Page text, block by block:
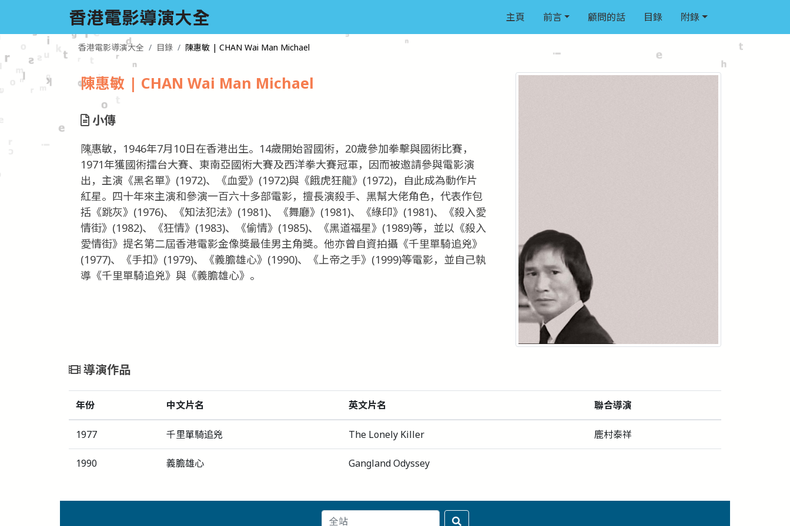
主頁 前言 顧問的話 目錄 附錄
香港電影導演大全 目錄 陳惠敏 | CHAN Wai Man Michael
陳惠敏 | CHAN Wai Man Michael
小傳
陳惠敏，1946年7月10日在香港出生。14歲開始習國術，20歲參加拳擊與國術比賽，
1971年獲國術擂台大賽、東南亞國術大賽及西洋拳大賽冠軍，因而被邀請參與電影演
出，主演《黑名單》(1972)、《血愛》(1972)與《餓虎狂龍》(1972)，自此成為動作片
紅星。四十年來主演和參演一百六十多部電影，擅長演殺手、黑幫大佬角色，代表作包
括《跳灰》(1976)、《知法犯法》(1981)、《舞廳》(1981)、《綠印》(1981)、《殺入愛
情街》(1982)、《狂情》(1983)、《偷情》(1985)、《黑道福星》(1989)等，並以《殺入
愛情街》提名第二屆香港電影金像獎最佳男主角獎。他亦曾自資拍攝《千里單騎追兇》
(1977)、《手扣》(1979)、《義膽雄心》(1990)、《上帝之手》(1999)等電影，並自己執
導《千里單騎追兇》與《義膽雄心》。
導演作品
年份 中文片名 英文片名 聯合導演
1977 千里單騎追兇 The Lonely Killer 鹿村泰祥
1990 義膽雄心 Gangland Odyssey